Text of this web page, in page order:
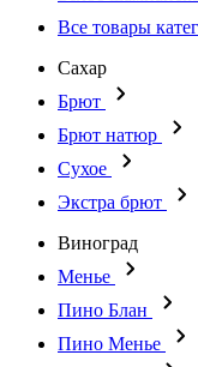
Все товары
Сахар
Брют
Брют натюр
Сухое
Экстра брют
Виноград
Менье
Пино Блан
Пино Менье